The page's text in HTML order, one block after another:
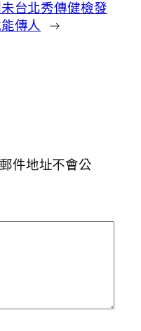
台北秀傳健檢發
傳人 →
件地址不會公